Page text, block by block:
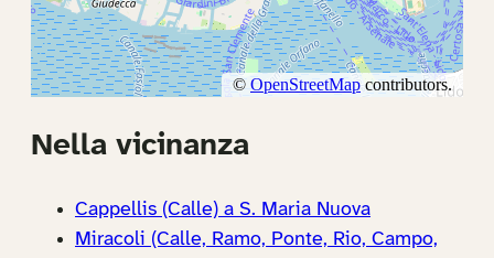
Nella vicinanza
Cappellis (Calle) a S. Maria Nuova
Miracoli (Calle, Ramo, Ponte, Rio, Campo,